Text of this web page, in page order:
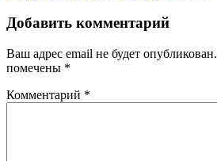
Добавить комментарий
Ваш адрес email не будет опубликован.
помечены *
Комментарий *